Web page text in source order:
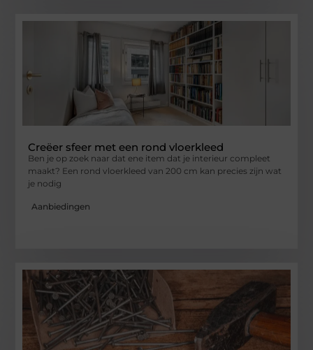
Creëer sfeer met een rond vloerkleed
Ben je op zoek naar dat ene item dat je interieur compleet
maakt? Een rond vloerkleed van 200 cm kan precies zijn wat
je nodig
Aanbiedingen